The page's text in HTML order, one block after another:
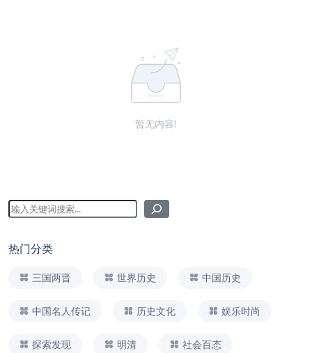
暂无内容!
热门分类
三国两晋 世界历史 中国历史
中国名人传记 历史文化 娱乐时尚
探索发现 明清 社会百态